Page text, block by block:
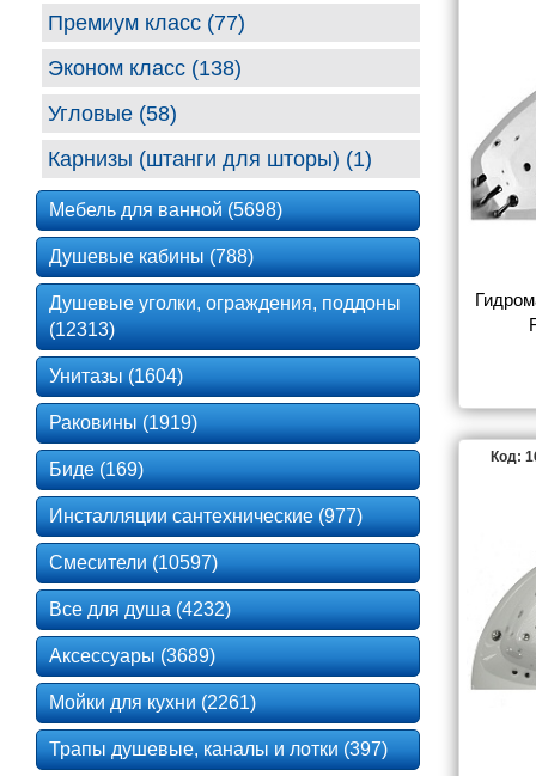
Код:
Премиум класс (77)
Эконом класс (138)
Угловые (58)
Карнизы (штанги для шторы) (1)
Мебель для ванной (5698)
Душевые кабины (788)
Душевые уголки, ограждения, поддоны
(12313)
Унитазы (1604)
Раковины (1919)
Биде (169)
Инсталляции сантехнические (977)
Смесители (10597)
Все для душа (4232)
Аксессуары (3689)
Мойки для кухни (2261)
Трапы душевые, каналы и лотки (397)